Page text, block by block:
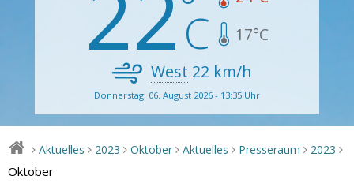
17°C
West 22 km/h
Donnerstag, 06. August 2026 - 13:35 Uhr
> Aktuelles > 2023 > Oktober > Aktuelles > Presseraum > 2023 >
Oktober